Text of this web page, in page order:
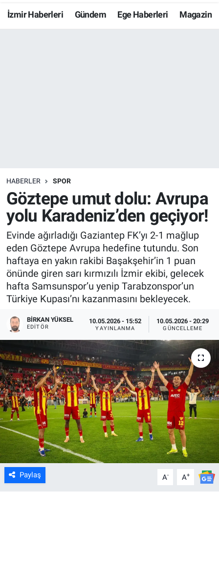
İzmir Haberleri Gündem Ege Haberleri Magazin
HABERLER SPOR
Göztepe umut dolu: Avrupa
yolu Karadeniz’den geçiyor!
Evinde ağırladığı Gaziantep FK’yı 2-1 mağlup
eden Göztepe Avrupa hedefine tutundu. Son
haftaya en yakın rakibi Başakşehir’in 1 puan
önünde giren sarı kırmızılı İzmir ekibi, gelecek
hafta Samsunspor’u yenip Tarabzonspor’un
Türkiye Kupası’nı kazanmasını bekleyecek.
BIRKAN YÜKSEL
EDITÖR
10.05.2026 - 15:52
YAYINLANMA
10.05.2026 - 20:29
GÜNCELLEME
Paylaş A- A+
Resmi İlanlar